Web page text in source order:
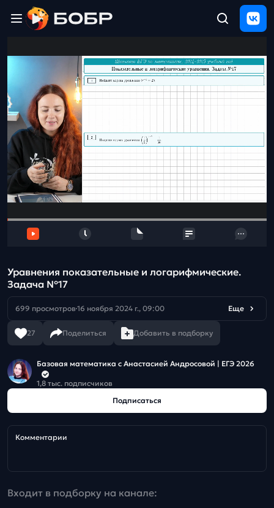
Полезные
материалы
Проверка
сочинений
Тех
поддержка
и
отзыв
Уравнения показательные и логарифмические.
Задача №17
699 просмотров 16 ноября 2024 г., 09:00 Еще
27 Поделиться Добавить в подборку
Базовая математика с Анастасией Андросовой | ЕГЭ 2026
1,8 тыс. подписчиков
Подписаться
Комментарии
Входит в подборку на канале: